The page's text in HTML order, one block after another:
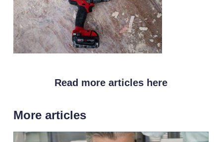
Read more articles here
More articles